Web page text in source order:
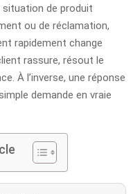
situation de produit
ou de réclamation,
rapidement change
rassure, résout le
À l’inverse, une réponse
demande en vraie